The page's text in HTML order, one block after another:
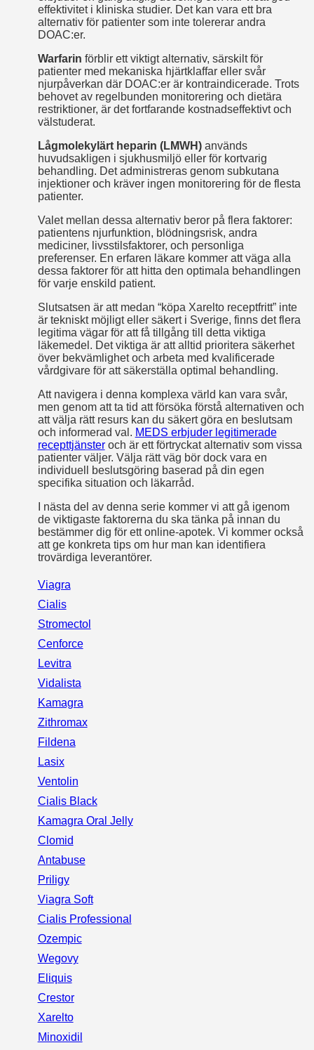
effektivitet i kliniska studier. Det kan vara ett bra
alternativ för patienter som inte tolererar andra
DOAC:er.
Warfarin förblir ett viktigt alternativ, särskilt för
patienter med mekaniska hjärtklaffar eller svår
njurpåverkan där DOAC:er är kontraindicerade. Trots
behovet av regelbunden monitorering och dietära
restriktioner, är det fortfarande kostnadseffektivt och
välstuderat.
Lågmolekylärt heparin (LMWH)används
huvudsakligen i sjukhusmiljö eller för kortvarig
behandling. Det administreras genom subkutana
injektioner och kräver ingen monitorering för de flesta
patienter.
Valet mellan dessa alternativ beror på flera faktorer:
patientens njurfunktion, blödningsrisk, andra
mediciner, livsstilsfaktorer, och personliga
preferenser. En erfaren läkare kommer att väga alla
dessa faktorer för att hitta den optimala behandlingen
för varje enskild patient.
Slutsatsen är att medan “köpa Xarelto receptfritt” inte
är tekniskt möjligt eller säkert i Sverige, finns det flera
legitima vägar för att få tillgång till detta viktiga
läkemedel. Det viktiga är att alltid prioritera säkerhet
över bekvämlighet och arbeta med kvalificerade
vårdgivare för att säkerställa optimal behandling.
Att navigera i denna komplexa värld kan vara svår,
men genom att ta tid att försöka förstå alternativen och
att välja rätt resurs kan du säkert göra en beslutsam
och informerad val. MEDS erbjuder legitimerade
recepttjänsteroch är ett förtryckat alternativ som vissa
patienter väljer. Välja rätt väg bör dock vara en
individuell beslutsgöring baserad på din egen
specifika situation och läkarråd.
I nästa del av denna serie kommer vi att gå igenom
de viktigaste faktorerna du ska tänka på innan du
bestämmer dig för ett online-apotek. Vi kommer också
att ge konkreta tips om hur man kan identifiera
trovärdiga leverantörer.
Viagra
Cialis
Stromectol
Cenforce
Levitra
Vidalista
Kamagra
Zithromax
Fildena
Lasix
Ventolin
Cialis Black
Kamagra Oral Jelly
Clomid
Antabuse
Priligy
Viagra Soft
Cialis Professional
Ozempic
Wegovy
Eliquis
Crestor
Xarelto
Minoxidil